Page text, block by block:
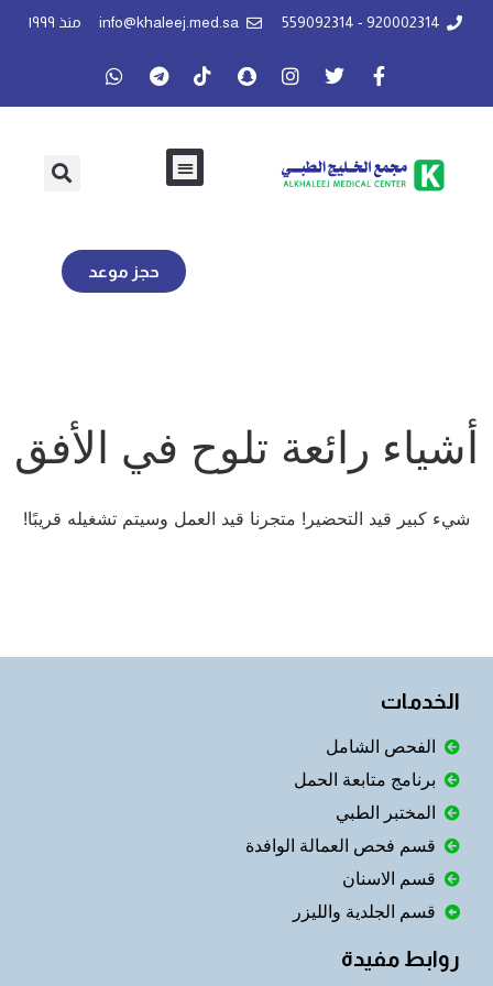
920002314 - 559092314
info@khaleej.med.sa منذ ١٩٩٩
حجز موعد
أشياء رائعة تلوح في الأفق
شيء كبير قيد التحضير! متجرنا قيد العمل وسيتم تشغيله قريبًا!
الخدمات
الفحص الشامل
برنامج متابعة الحمل
المختبر الطبي
قسم فحص العمالة الوافدة
قسم الاسنان
قسم الجلدية والليزر
روابط مفيدة